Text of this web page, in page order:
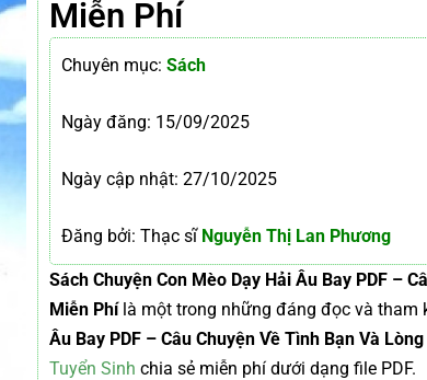
Miễn Phí
Chuyên mục: Sách
Ngày đăng: 15/09/2025
Ngày cập nhật: 27/10/2025
Đăng bởi: Thạc sĩNguyễn Thị Lan Phương
Sách Chuyện Con Mèo Dạy Hải Âu Bay PDF –
Miễn Phílà một trong những đáng đọc và tham
Âu Bay PDF – Câu Chuyện Về Tình Bạn Và
Tuyển Sinh chia sẻ miễn phí dưới dạng file PDF.